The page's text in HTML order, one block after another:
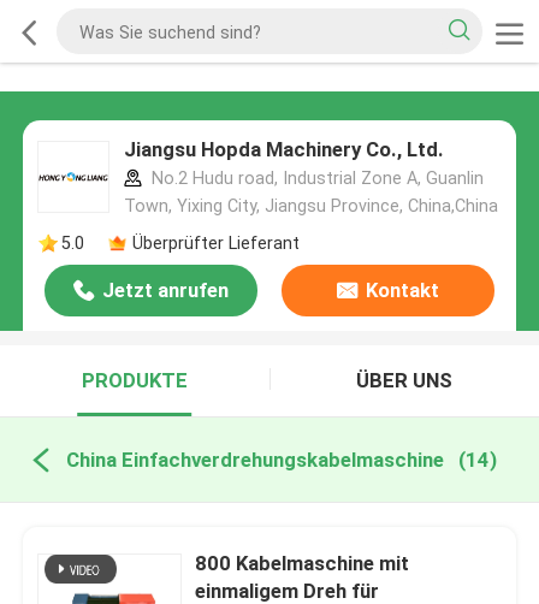
Jiangsu Hopda Machinery Co., Ltd.
No.2 Hudu road, Industrial Zone A, Guanlin
Town, Yixing City, Jiangsu Province, China,China
5.0
Überprüfter Lieferant
Jetzt anrufen Kontakt
PRODUKTE ÜBER UNS
China Einfachverdrehungskabelmaschine (14)
800 Kabelmaschine mit
einmaligem Dreh für